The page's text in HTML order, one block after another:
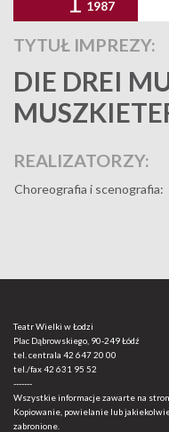
1987
TYTUŁ IMPREZY:
DIE DREI
REALIZATORZY:
Choreografia i scenografia:
Teatr Wielki w Łodzi
Plac Dąbrowskiego, 90-249 Łódź
tel. centrala 42 647 20 00
tel./fax42 631 95 52
-------
Wszystkie informacje zawarte na
Kopiowanie, powielanie lub
zabronione.